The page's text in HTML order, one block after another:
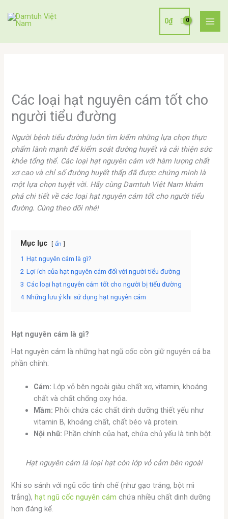
0₫
Các loại hạt nguyên cám tốt cho
người tiểu đường
Người bệnh tiểu đường luôn tìm kiếm những lựa chọn thực
phẩm lành mạnh để kiểm soát đường huyết và cải thiện sức
khỏe tổng thể. Các loại hạt nguyên cám với hàm lượng chất
xơ cao và chỉ số đường huyết thấp đã được chứng minh là
một lựa chọn tuyệt vời. Hãy cùng Damtuh Việt Nam khám
phá chi tiết về các loại hạt nguyên cám tốt cho người tiểu
đường. Cùng theo dõi nhé!
Mục lục ẩn
1 Hạt nguyên cám là gì?
2 Lợi ích của hạt nguyên cám đối với người tiểu đường
3 Các loại hạt nguyên cám tốt cho người bị tiểu đường
4 Những lưu ý khi sử dụng hạt nguyên cám
Hạt nguyên cám là gì?
Hạt nguyên cám là những hạt ngũ cốc còn giữ nguyên cả ba
phần chính:
Cám: Lớp vỏ bên ngoài giàu chất xơ, vitamin, khoáng
chất và chất chống oxy hóa.
Mầm: Phôi chứa các chất dinh dưỡng thiết yếu như
vitamin B, khoáng chất, chất béo và protein.
Nội nhũ: Phần chính của hạt, chứa chủ yếu là tinh bột.
Hạt nguyên cám là loại hạt còn lớp vỏ cảm bên ngoài
Khi so sánh với ngũ cốc tinh chế (như gạo trắng, bột mì
trắng), hạt ngũ cốc nguyên cám chứa nhiều chất dinh dưỡng
hơn đáng kể.